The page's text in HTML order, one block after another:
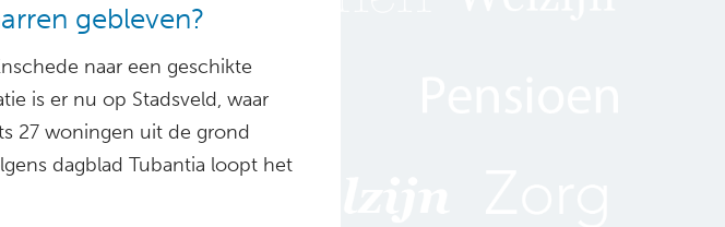
gebleven?
naar een geschikte
is er nu op Stadsveld, waar
27 woningen uit de grond
dagblad Tubantia loopt het